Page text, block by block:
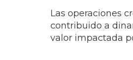
Las operaciones
contribuido a
valor impactada